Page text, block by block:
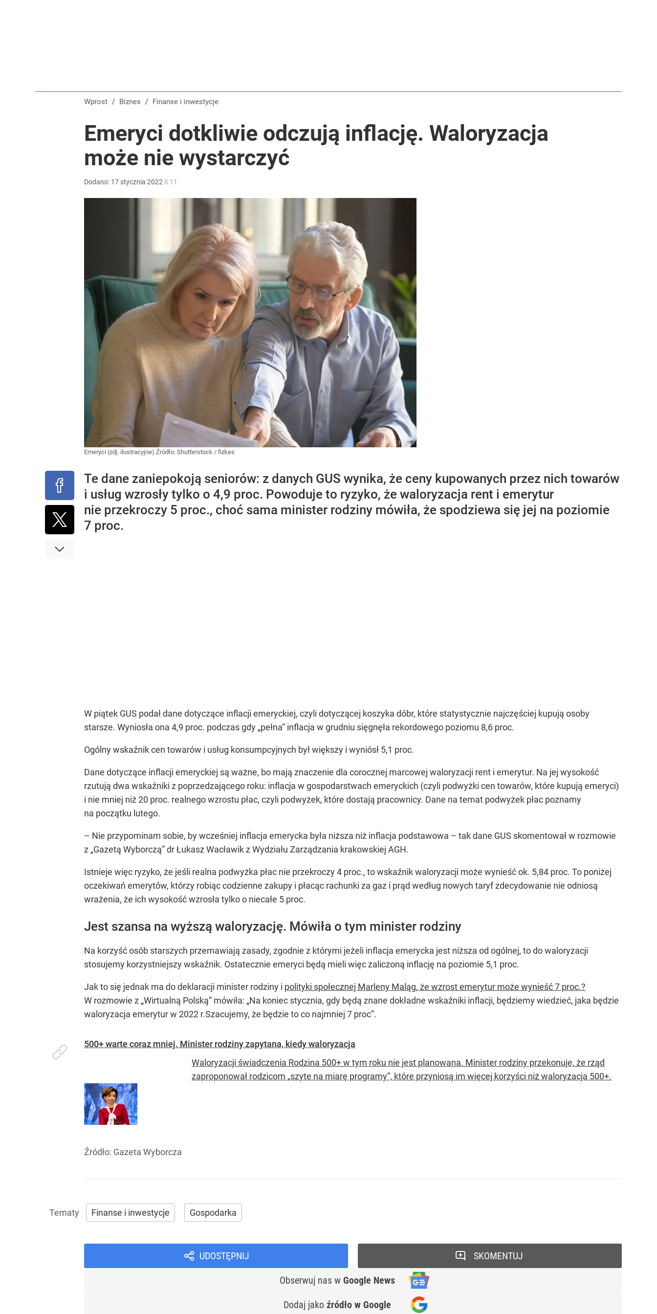
Wprost / Biznes / Finanse i inwestycje
Emeryci dotkliwie odczują inflację. Waloryzacja
może nie wystarczyć
Dodano: 17 stycznia 2022 8:11
Emeryci (zdj. ilustracyjne) Źródło: Shutterstock / fizkes
Te dane zaniepokoją seniorów: z danych GUS wynika, że ceny kupowanych przez nich towarów
i usług wzrosły tylko o 4,9 proc. Powoduje to ryzyko, że waloryzacja rent i emerytur
nie przekroczy 5 proc., choć sama minister rodziny mówiła, że spodziewa się jej na poziomie
7 proc.
W piątek GUS podał dane dotyczące inflacji emeryckiej, czyli dotyczącej koszyka dóbr, które statystycznie najczęściej kupują osoby
starsze. Wyniosła ona 4,9 proc. podczas gdy „pełna” inflacja w grudniu sięgnęła rekordowego poziomu 8,6 proc.
Ogólny wskaźnik cen towarów i usług konsumpcyjnych był większy i wyniósł 5,1 proc.
Dane dotyczące inflacji emeryckiej są ważne, bo mają znaczenie dla corocznej marcowej waloryzacji rent i emerytur. Na jej wysokość
rzutują dwa wskaźniki z poprzedzającego roku: inflacja w gospodarstwach emeryckich (czyli podwyżki cen towarów, które kupują emeryci)
i nie mniej niż 20 proc. realnego wzrostu płac, czyli podwyżek, które dostają pracownicy. Dane na temat podwyżek płac poznamy
na początku lutego.
– Nie przypominam sobie, by wcześniej inflacja emerycka była niższa niż inflacja podstawowa – tak dane GUS skomentował w rozmowie
z „Gazetą Wyborczą” dr Łukasz Wacławik z Wydziału Zarządzania krakowskiej AGH.
Istnieje więc ryzyko, że jeśli realna podwyżka płac nie przekroczy 4 proc., to wskaźnik waloryzacji może wynieść ok. 5,84 proc. To poniżej
oczekiwań emerytów, którzy robiąc codzienne zakupy i płacąc rachunki za gaz i prąd według nowych taryf zdecydowanie nie odniosą
wrażenia, że ich wysokość wzrosła tylko o niecałe 5 proc.
Jest szansa na wyższą waloryzację. Mówiła o tym minister rodziny
Na korzyść osób starszych przemawiają zasady, zgodnie z którymi jeżeli inflacja emerycka jest niższa od ogólnej, to do waloryzacji
stosujemy korzystniejszy wskaźnik. Ostatecznie emeryci będą mieli więc zaliczoną inflację na poziomie 5,1 proc.
Jak to się jednak ma do deklaracji minister rodziny i polityki społecznej Marleny Maląg, że wzrost emerytur może wynieść 7 proc.?
W rozmowie z „Wirtualną Polską” mówiła: „Na koniec stycznia, gdy będą znane dokładne wskaźniki inflacji, będziemy wiedzieć, jaka będzie
waloryzacja emerytur w 2022 r.Szacujemy, że będzie to co najmniej 7 proc”.
500+ warte coraz mniej. Minister rodziny zapytana, kiedy waloryzacja
Waloryzacji świadczenia Rodzina 500+ w tym roku nie jest planowana. Minister rodziny przekonuje, że rząd
zaproponował rodzicom „szyte na miarę programy”, które przyniosą im więcej korzyści niż waloryzacja 500+.
Źródło: Gazeta Wyborcza
Finanse i inwestycje Gospodarka
UDOSTĘPNIJ
Obserwuj nas w Google News
Dodaj jako źródło w Google
SKOMENTUJ